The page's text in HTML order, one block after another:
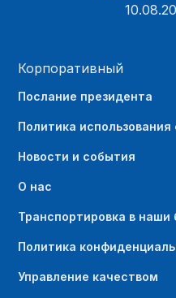
Корпоративный
Послание президента
Политика
Новости и события
О нас
Транспортировка в наши
Политика
Управление качеством